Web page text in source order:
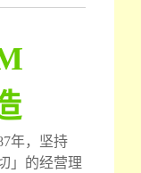
年，坚持
」的经营理